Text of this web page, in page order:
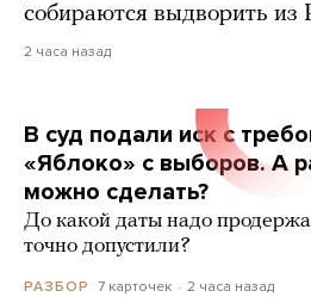
собираются выдворить из
2 часа назад
В суд подали иск с
«Яблоко» с выборов. А
можно сделать?
До какой даты надо
точно допустили?
РАЗБОР 7 карточек 2 часа назад